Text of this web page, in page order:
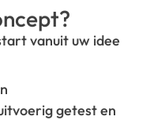
vanuit uw idee
getest en